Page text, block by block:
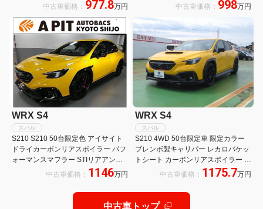
純正ブレンボブレーキ◇純正レカロ
レザーシート◇純正ZF社製電子制御
ダンパー
中古車価格： 977.8万円
ポイラーサイドシルプレート 純正本
革レカロシート 走行300キロ台 委託
車
中古車価格： 998万円
WRX S4
スバル
S210 S210 50台限定色 アイサイト
ドライカーボンリアスポイラー パフ
ォーマンスマフラー STIリアアンダ
ーディフューザー 11.6インチセンタ
ドンサウンドシステム
中古車価格： 1146万円
WRX S4
スバル
S210 4WD 50台限定車 限定カラー
ブレンボ製キャリパー レカロバケッ
トシート カーボンリアスポイラー 純
正19AW STIスポイラー 純正11.6型
ーカー 登録済未使用車
中古車価格： 1175.7万円
中古車トップ